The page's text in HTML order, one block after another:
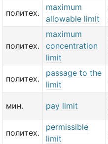
политех.
maximum
allowable limit
политех.
maximum
concentration
limit
политех.
passage to the
limit
мин. pay limit
политех.
permissible
limit